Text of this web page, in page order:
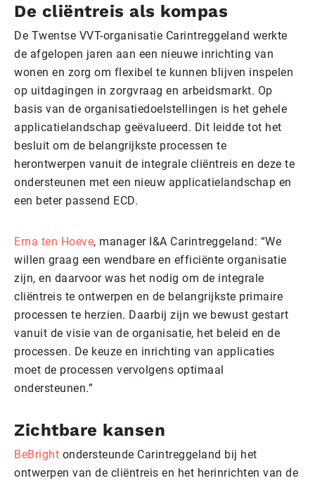
De cliëntreis als kompas
De Twentse VVT-organisatie Carintreggeland werkte
de afgelopen jaren aan een nieuwe inrichting van
wonen en zorg om flexibel te kunnen blijven inspelen
op uitdagingen in zorgvraag en arbeidsmarkt. Op
basis van de organisatiedoelstellingen is het gehele
applicatielandschap geëvalueerd. Dit leidde tot het
besluit om de belangrijkste processen te
herontwerpen vanuit de integrale cliëntreis en deze te
ondersteunen met een nieuw applicatielandschap en
een beter passend ECD.
Erna ten Hoeve, manager I&A Carintreggeland: “We
willen graag een wendbare en efficiënte organisatie
zijn, en daarvoor was het nodig om de integrale
cliëntreis te ontwerpen en de belangrijkste primaire
processen te herzien. Daarbij zijn we bewust gestart
vanuit de visie van de organisatie, het beleid en de
processen. De keuze en inrichting van applicaties
moet de processen vervolgens optimaal
ondersteunen.”
Zichtbare kansen
BeBright ondersteunde Carintreggeland bij het
ontwerpen van de cliëntreis en het herinrichten van de